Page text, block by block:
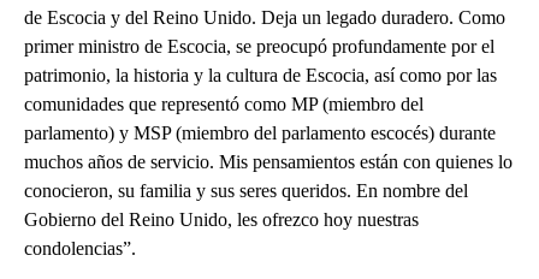
de Escocia y del Reino Unido. Deja un legado duradero. Como
primer ministro de Escocia, se preocupó profundamente por el
patrimonio, la historia y la cultura de Escocia, así como por las
comunidades que representó como MP (miembro del
parlamento) y MSP (miembro del parlamento escocés) durante
muchos años de servicio. Mis pensamientos están con quienes lo
conocieron, su familia y sus seres queridos. En nombre del
Gobierno del Reino Unido, les ofrezco hoy nuestras
condolencias”.